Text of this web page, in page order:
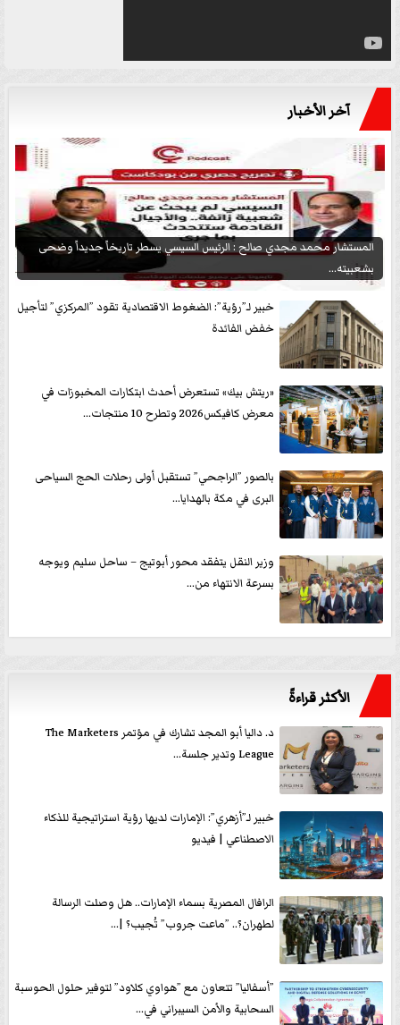
آخر الأخبار
المستشار محمد مجدي صالح : الرئيس السيسي يسطر تاريخاً جديداً وضحى
بشعبيته...
خبير لـ”رؤية”: الضغوط الاقتصادية تقود ”المركزي” لتأجيل
خفض الفائدة
«ريتش بيك» تستعرض أحدث ابتكارات المخبوزات في
معرض كافيكس2026 وتطرح 10 منتجات...
بالصور ”الراجحي” تستقبل أولى رحلات الحج السياحى
البرى في مكة بالهدايا...
وزير النقل يتفقد محور أبوتيج – ساحل سليم ويوجه
بسرعة الانتهاء من...
الأكثر قراءةً
د. داليا أبو المجد تشارك في مؤتمر The Marketers
League وتدير جلسة...
خبير لـ”أزهري”: الإمارات لديها رؤية استراتيجية للذكاء
الاصطناعي | فيديو
الرافال المصرية بسماء الإمارات.. هل وصلت الرسالة
لطهران؟.. ”ماعت جروب” تُجيب؟ |...
”أسفاليا” تتعاون مع ”هواوي كلاود” لتوفير حلول الحوسبة
السحابية والأمن السيبراني في...